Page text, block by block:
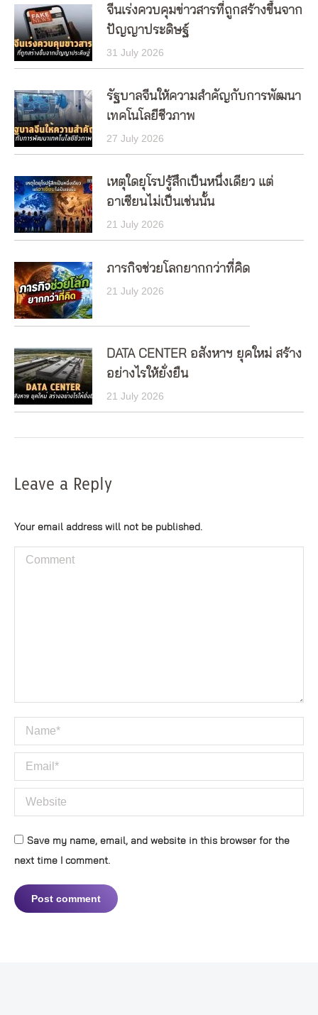
จีนเร่งควบคุมข่าวสารที่ถูกสร้างขึ้นจาก
ปัญญาประดิษฐ์
31 July 2026
รัฐบาลจีนให้ความสำคัญกับการพัฒนา
เทคโนโลยีชีวภาพ
27 July 2026
เหตุใดยุโรปรู้สึกเป็นหนึ่งเดียว แต่
อาเซียนไม่เป็นเช่นนั้น
21 July 2026
ภารกิจช่วยโลกยากกว่าที่คิด
21 July 2026
DATA CENTER อสังหาฯ ยุคใหม่ สร้าง
อย่างไรให้ยั่งยืน
21 July 2026
Leave a Reply
Your email address will not be published.
Comment
Name *
Email *
Website
Save my name, email, and website in this browser for the
next time I comment.
Post comment